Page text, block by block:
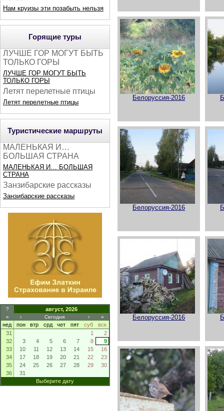
Нам круизы эти позабыть нельзя
Горящие туры
ЛУЧШЕ ГОР МОГУТ БЫТЬ
ТОЛЬКО ГОРЫ
ЛУЧШЕ ГОР МОГУТ БЫТЬ
ТОЛЬКО ГОРЫ
Летят перелетные птицы
Летят перелетные птицы
Туристические маршруты
МАЛЕНЬКАЯ И…
БОЛЬШАЯ СТРАНА
МАЛЕНЬКАЯ И… БОЛЬШАЯ
СТРАНА
Занзибарские рассказы
Занзибарские рассказы
? август, 2026
« ‹ Сегодня › »
нед пон втр срд чет пят суб
вск
31
1
2
32
3 4 5 6 7 8
9
33
10 11 12 13 14 15
16
34
17 18 19 20 21 22
23
35
24 25 26 27 28 29
30
36
31
Выберите дату
Белоруссия-2016
Белоруссия-2016
Белоруссия-2016